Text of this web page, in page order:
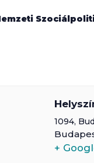
1094,
+